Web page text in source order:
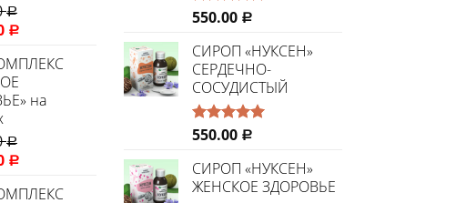
Р
Р
на
Р
Р
Оценка
550.00 Р
СИРОП «НУКСЕН»
СЕРДЕЧНО-
СОСУДИСТЫЙ
Оценка
550.00 Р
СИРОП «НУКСЕН»
ЖЕНСКОЕ ЗДОРОВЬЕ